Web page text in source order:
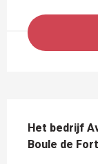
Het bedrijf
Boule de